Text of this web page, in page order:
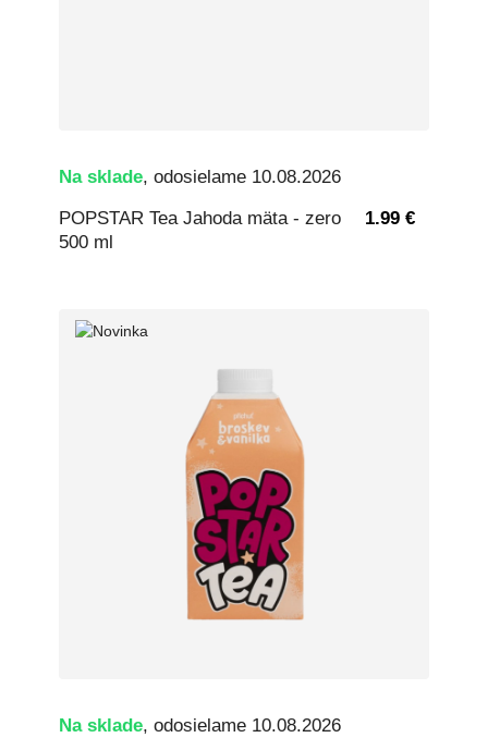
Na sklade, odosielame 10.08.2026
POPSTAR Tea Jahoda mäta - zero
500 ml
1.99 €
Na sklade, odosielame 10.08.2026